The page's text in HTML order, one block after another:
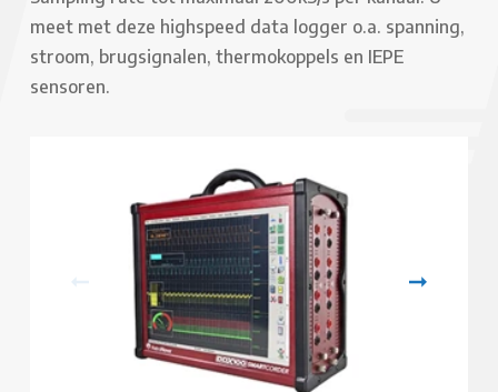
meet met deze highspeed data logger o.a. spanning,
stroom, brugsignalen, thermokoppels en IEPE
sensoren.